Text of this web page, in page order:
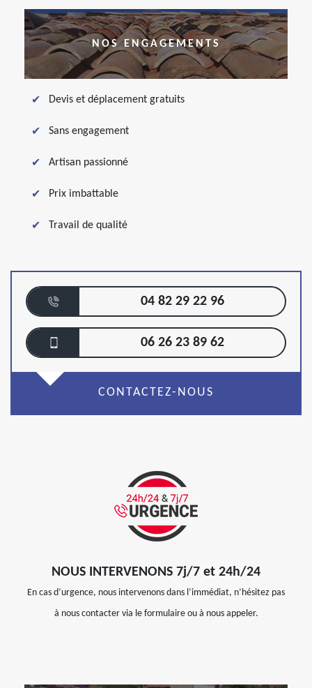
NOS ENGAGEMENTS
Devis et déplacement gratuits
Sans engagement
Artisan passionné
Prix imbattable
Travail de qualité
04 82 29 22 96
06 26 23 89 62
CONTACTEZ-NOUS
NOUS INTERVENONS 7j/7 et 24h/24
En cas d’urgence, nous intervenons dans l’immédiat, n’hésitez pas
à nous contacter via le formulaire ou à nous appeler.